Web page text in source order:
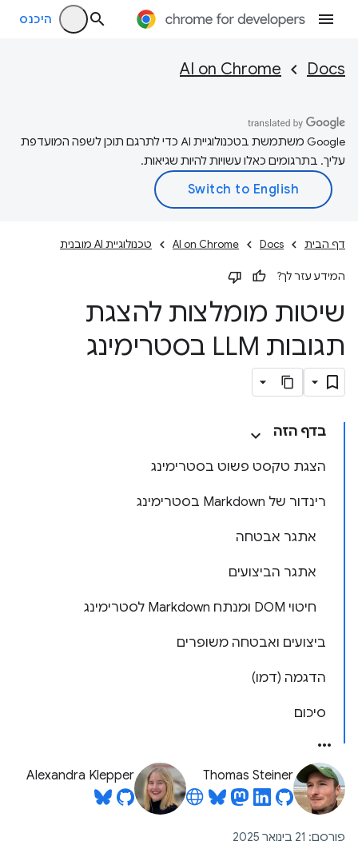
היכנס
Docs
AI on Chrome
‫Google משתמשת בטכנולוגיית AI כדי לתרגם תוכן לשפה המועדפת
עליך. בתרגומים כאלו עשויות להיות שגיאות.
דף הבית Docs
AI on Chrome טכנולוגיית AI מובנית
המידע עזר לך?
שיטות מומלצות להצגת
תגובות LLM בסטרימינג
בדף הזה
הצגת טקסט פשוט בסטרימינג
רינדור של Markdown בסטרימינג
אתגר אבטחה
אתגר הביצועים
חיטוי DOM ומנתח Markdown לסטרימינג
ביצועים ואבטחה משופרים
הדגמה (דמו)
סיכום
Thomas Steiner
Alexandra Klepper
פורסם: 21 בינואר 2025